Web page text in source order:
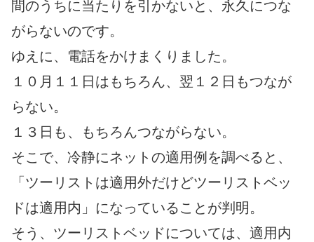
間のうちに当たりを引かないと、永久につな
がらないのです。
ゆえに、電話をかけまくりました。
１０月１１日はもちろん、翌１２日もつなが
らない。
１３日も、もちろんつながらない。
そこで、冷静にネットの適用例を調べると、
「ツーリストは適用外だけどツーリストベッ
ドは適用内」になっていることが判明。
そう、ツーリストベッドについては、適用内